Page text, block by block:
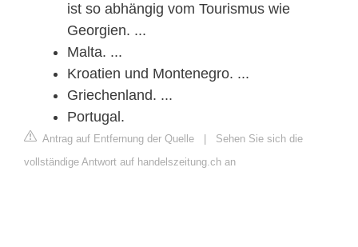
ist so abhängig vom Tourismus wie
Georgien. ...
Malta. ...
Kroatien und Montenegro. ...
Griechenland. ...
Portugal.
Antrag auf Entfernung der Quelle
Sehen Sie sich die
vollständige Antwort auf handelszeitung.ch an